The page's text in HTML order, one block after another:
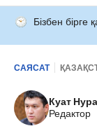
Бізбен бірге
САЯСАТ
Куат
Редактор